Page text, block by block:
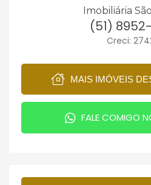
Imobiliária
(51)
Creci:
MAIS IMÓVEIS
FALE COMIGO